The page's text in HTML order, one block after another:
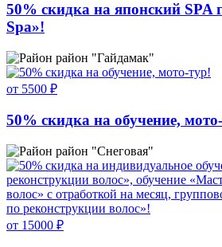
50% скидка на японский SPA
Spa»!
район "Гайдамак"
от 5500 ₽
50% скидка на обучение,
район "Снеговая"
от 15000 ₽